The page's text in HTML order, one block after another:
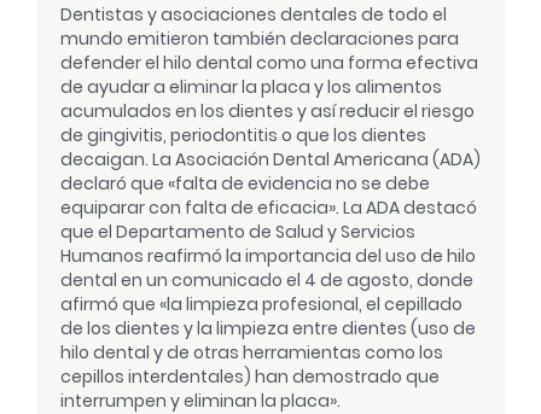
Dentistas y asociaciones dentales de todo el
mundo emitieron también declaraciones para
defender el hilo dental como una forma efectiva
de ayudar a eliminar la placa y los alimentos
acumulados en los dientes y así reducir el riesgo
de gingivitis, periodontitis o que los dientes
decaigan. La Asociación Dental Americana (ADA)
declaró que «falta de evidencia no se debe
equiparar con falta de eficacia». La ADA destacó
que el Departamento de Salud y Servicios
Humanos reafirmó la importancia del uso de hilo
dental en un comunicado el 4 de agosto, donde
afirmó que «la limpieza profesional, el cepillado
de los dientes y la limpieza entre dientes (uso de
hilo dental y de otras herramientas como los
cepillos interdentales) han demostrado que
interrumpen y eliminan la placa».